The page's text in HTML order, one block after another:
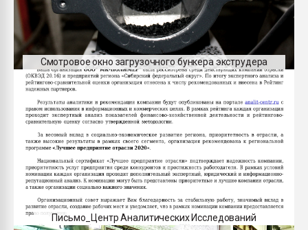
Смотровое окно загрузочного бункера экструдера
Письмо_Центр Аналитических Исследований